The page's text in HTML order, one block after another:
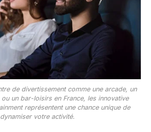
de divertissement comme une arcade, un
un bar-loisirs en France, les innovative
représentent une chance unique de
dynamiser votre activité.